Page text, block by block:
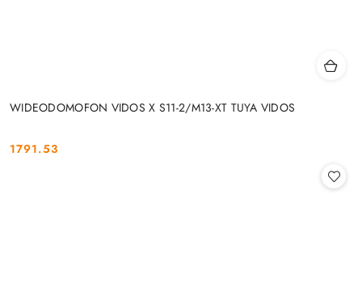
WIDEODOMOFON VIDOS X S11-2/M13-XT TUYA VIDOS
Cena:
1791.53